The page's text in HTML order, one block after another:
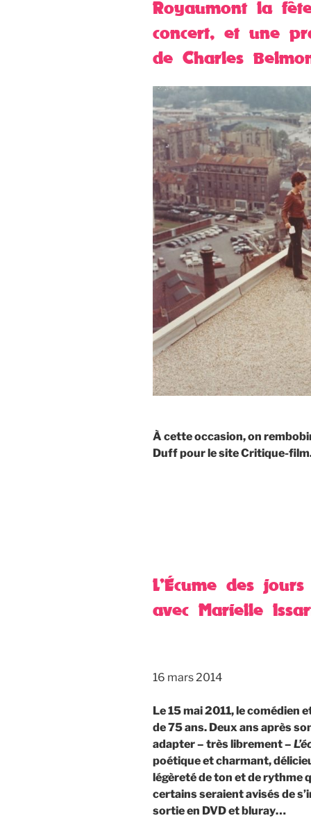
Royaumont la
concert, et une
de Charles
À cette occasion, on
Duff pour le site Critique-
L’Écume des
avec Marielle
16 mars 2014
Le 15 mai 2011, le comédien
de 75 ans. Deux ans après
adapter – très librement –
poétique et charmant,
légèreté de ton et de rythme
certains seraient avisés de
sortie en DVD et bluray…